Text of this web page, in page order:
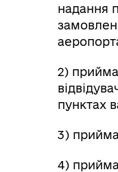
надання
2)
пунктах
3)
4)